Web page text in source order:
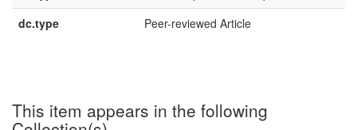
dc.type
Peer-reviewed Article
This item appears in the following